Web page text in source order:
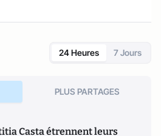
24 Heures 7 Jours
PLUS PARTAGES
Casta étrennent leurs